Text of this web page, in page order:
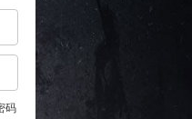
码